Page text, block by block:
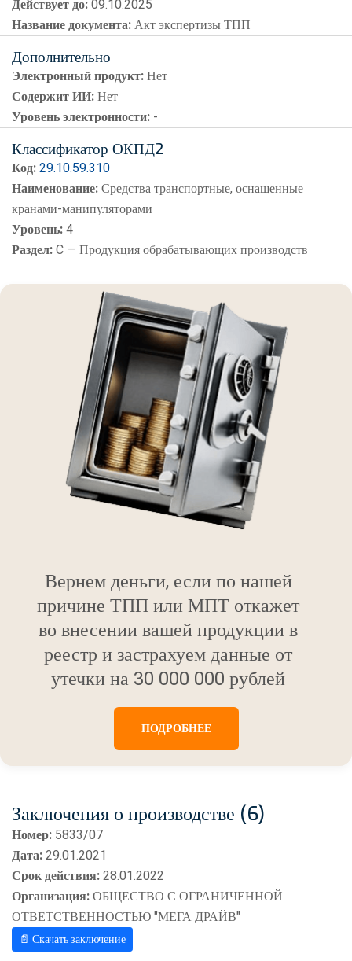
Действует до:09.10.2025
Название документа:Акт экспертизы ТПП
Дополнительно
Электронный продукт:Нет
Содержит ИИ:Нет
Уровень электронности: -
Классификатор ОКПД2
Код:29.10.59.310
Наименование:Средства транспортные, оснащенные
кранами-манипуляторами
Уровень:4
Раздел:C — Продукция обрабатывающих производств
Вернем деньги, если по нашей
причине ТПП или МПТ откажет
во внесении вашей продукции в
реестр и застрахуем данные от
утечки на 30 000 000 рублей
ПОДРОБНЕЕ
Заключения о производстве (6)
Номер: 5833/07
Дата:29.01.2021
Срок действия:28.01.2022
Организация:ОБЩЕСТВО С ОГРАНИЧЕННОЙ
ОТВЕТСТВЕННОСТЬЮ "МЕГА ДРАЙВ"
📄 Скачать заключение